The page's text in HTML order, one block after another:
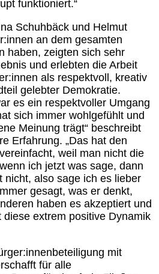
funktioniert.“
Schuhbäck und Helmut
an dem gesamten
haben, zeigten sich sehr
und erlebten die Arbeit
als respektvoll, kreativ
gelebter Demokratie.
es ein respektvoller Umgang
sich immer wohlgefühlt und
Meinung trägt“ beschreibt
Erfahrung. „Das hat den
weil man nicht die
ich jetzt was sage, dann
nicht, also sage ich es lieber
gesagt, was er denkt,
haben es akzeptiert und
extrem positive Dynamik
mit
für alle